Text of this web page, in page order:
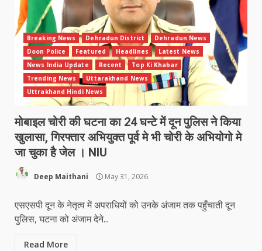
Breaking News Dehradun District
Dehradun News
Doon Police
Featured Headlines
Latest News
News India Update
Recent
Top Ki Khabar
Trending News
Uttarakhand News
Uttrakhand Hindi News
मोबाइल चोरी की घटना का 24 घन्टे में दून पुलिस ने किया
खुलासा, गिरफ्तार अभियुक्त पूर्व मे भी चोरी के अभियोगो मे
जा चुका है जेल । NIU
Deep Maithani May 31, 2026
एसएसपी दून के नेतृत्व में अपराधियों को उनके अंजाम तक पहुँचाती दून
पुलिस, घटना को अंजाम देने...
Read More